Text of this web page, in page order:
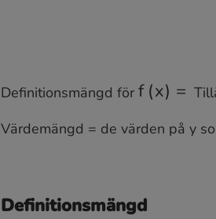
Definitionsmängd för
f(x) =
Värdemängd = de värden på y
Definitionsmängd